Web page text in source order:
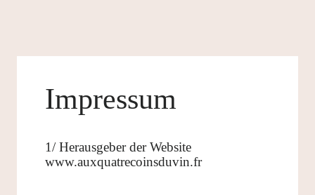
Impressum
1/ Herausgeber der Website
www.auxquatrecoinsduvin.fr